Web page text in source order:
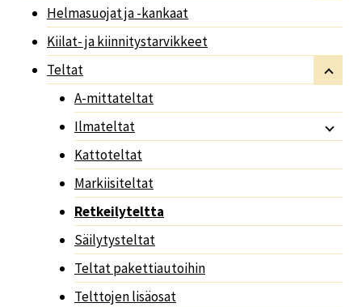
Helmasuojat ja -kankaat
Kiilat- ja kiinnitystarvikkeet
Teltat
A-mittateltat
Ilmateltat
Kattoteltat
Markiisiteltat
Retkeilyteltta
Säilytysteltat
Teltat pakettiautoihin
Telttojen lisäosat